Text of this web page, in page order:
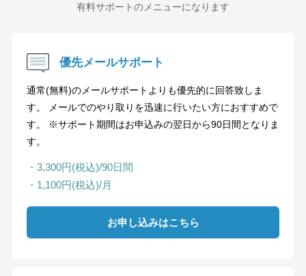
有料サポートのメニューになります
優先メールサポート
通常(無料)のメールサポートよりも優先的に回答致しま
す。 メールでのやり取りを迅速に行いたい方におすすめで
す。 ※サポート期間はお申込みの翌日から90日間となりま
す。
・3,300円(税込)/90日間
・1,100円(税込)/月
お申し込みはこちら